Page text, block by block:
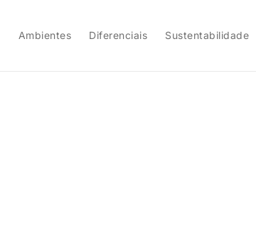
Ambientes Diferenciais Sustentabilidade